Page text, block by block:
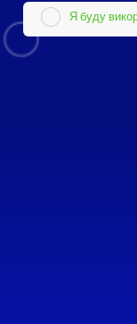
Я буду